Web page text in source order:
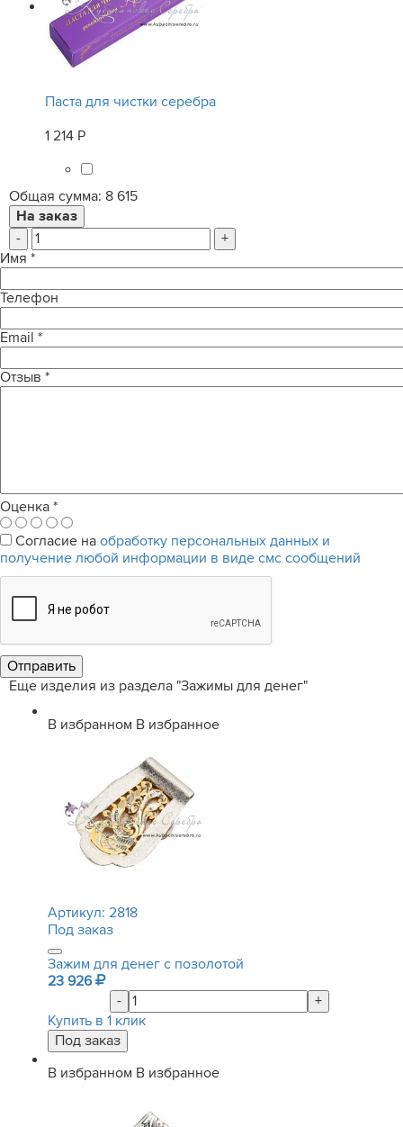
Паста для чистки серебра
1 214 Р
Общая сумма: 8 615
-
+
Имя *
Телефон
Email *
Отзыв *
Оценка *
Согласие на обработку персональных данных и
получение любой информации в виде смс сообщений
Еще изделия из раздела "Зажимы для денег"
В избранном В избранное
Артикул: 2818
Под заказ
Зажим для денег с позолотой
23 926
-
+
Купить в 1 клик
В избранном В избранное